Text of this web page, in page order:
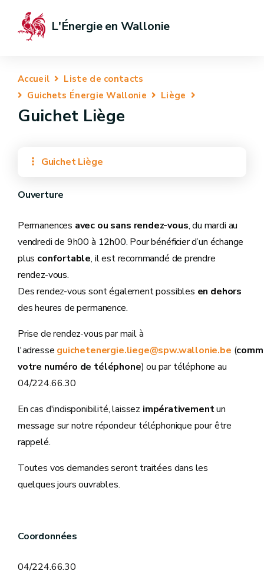
L'Énergie en Wallonie
Accueil
Liste de contacts
Guichets Énergie Wallonie
Liège
Guichet Liège
Guichet Liège
Ouverture
Permanences avec ou sans rendez-vous, du mardi au
vendredi de 9h00 à 12h00. Pour bénéficier d’un échange
plus confortable, il est recommandé de prendre
rendez-vous.
Des rendez-vous sont également possibles en dehors
des heures de permanence.
Prise de rendez-vous par mail à
l'adresse guichetenergie.liege@spw.wallonie.be (
votre numéro de téléphone) ou par téléphone au
04/224.66.30
En cas d'indisponibilité, laissez impérativementun
message sur notre répondeur téléphonique pour être
rappelé.
Toutes vos demandes seront traitées dans les
quelques jours ouvrables.
Coordonnées
04/224.66.30